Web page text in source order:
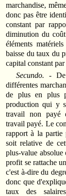
marchandise,
donc pas être
constant par
diminution du
éléments
baisse du taux du
capital constant
Secundo. -
différentes
de plus en plus
production qui y
travail non payé
travail payé. Le
rapport à la partie
soit relative de
plus-value absolue
profit se rattache
c'est à-dire du
donc que
taux des